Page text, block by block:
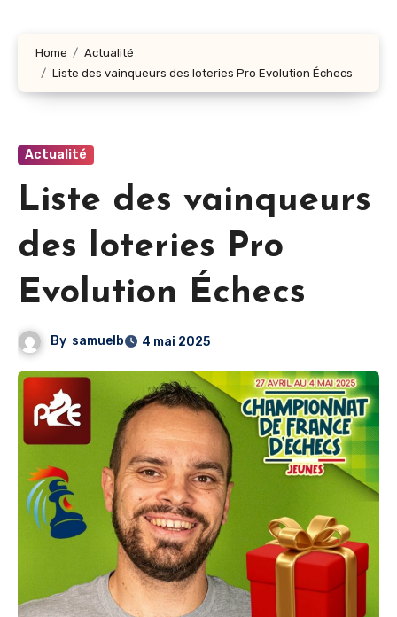
Home
Actualité
Liste des vainqueurs des loteries Pro Evolution Échecs
Actualité
Liste des vainqueurs
des loteries Pro
Evolution Échecs
By samuelb 4 mai 2025